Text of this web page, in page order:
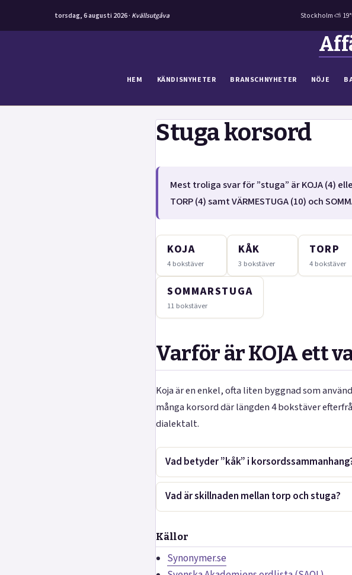
torsdag, 6 augusti 2026 · Kvällsutgåva Stockholm ⛅
HEM KÄNDISNYHETER BRANSCHNYHETER NÖJE
Stuga korsord
Mest troliga svar för ”stuga” är KOJA (4)
TORP (4) samt VÄRMESTUGA (10) och
KOJA
4 bokstäver
KÅK
3 bokstäver
TORP
4 bokstäver
SOMMARSTUGA
11 bokstäver
Varför är KOJA ett
Koja är en enkel, ofta liten byggnad som
många korsord där längden 4 bokstäver
dialektalt.
Vad betyder ”kåk” i
Vad är skillnaden mellan torp och stuga?
Källor
Synonymer.se